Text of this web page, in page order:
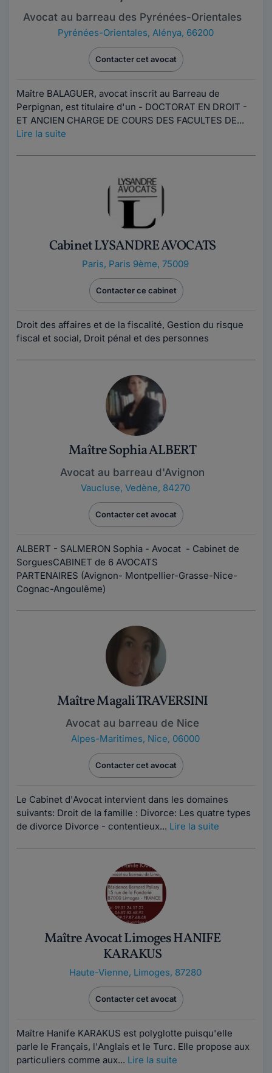
Avocat au barreau des Pyrénées-Orientales
Pyrénées-Orientales, Alénya, 66200
Contacter cet avocat
Maître BALAGUER, avocat inscrit au Barreau de
Perpignan, est titulaire d'un - DOCTORAT EN DROIT -
ET ANCIEN CHARGE DE COURS DES FACULTES DE...
Lire la suite
Cabinet LYSANDRE AVOCATS
Paris, Paris 9ème, 75009
Contacter ce cabinet
Droit des affaires et de la fiscalité, Gestion du risque
fiscal et social, Droit pénal et des personnes
Maître Sophia ALBERT
Avocat au barreau d'Avignon
Vaucluse, Vedène, 84270
Contacter cet avocat
ALBERT - SALMERON Sophia - Avocat - Cabinet de
SorguesCABINET de 6 AVOCATS
PARTENAIRES (Avignon- Montpellier-Grasse-Nice-
Cognac-Angoulême)
Maître Magali TRAVERSINI
Avocat au barreau de Nice
Alpes-Maritimes, Nice, 06000
Contacter cet avocat
Le Cabinet d'Avocat intervient dans les domaines
suivants: Droit de la famille : Divorce: Les quatre types
de divorce Divorce - contentieux... Lire la suite
Maître Avocat Limoges HANIFE
KARAKUS
Haute-Vienne, Limoges, 87280
Contacter cet avocat
Maître Hanife KARAKUS est polyglotte puisqu'elle
parle le Français, l'Anglais et le Turc. Elle propose aux
particuliers comme aux... Lire la suite